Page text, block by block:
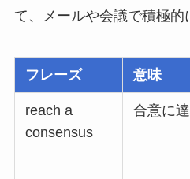
て、メールや会議で積極的
フレーズ 意味
reach a
consensus
合意に